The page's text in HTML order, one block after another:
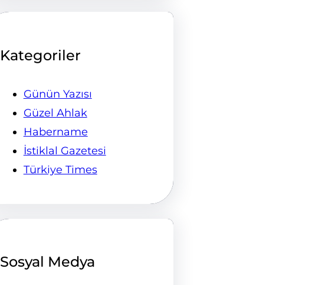
Kategoriler
Günün Yazısı
Güzel Ahlak
Habername
İstiklal Gazetesi
Türkiye Times
Sosyal Medya